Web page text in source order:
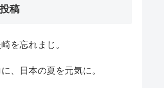
稿
を忘れまじ。
、日本の夏を元気に。